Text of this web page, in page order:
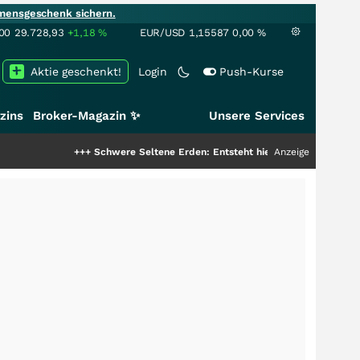
sichern.
29.728,93 +1,18% EUR/USD 1,15587 0,00 %
Login Push-Kurse
Aktie geschenkt!
Broker-Magazin ✨ Unsere Services
Schwere Seltene Erden: Entsteht hier die nächste Milliardenstory?
Anzeige